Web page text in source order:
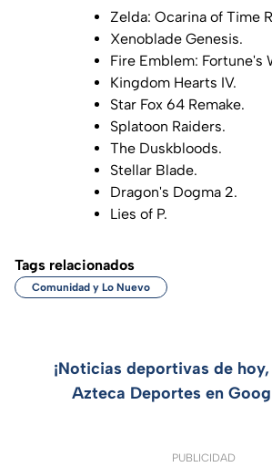
Zelda: Ocarina of Time
Xenoblade Genesis.
Fire Emblem: Fortune's
Kingdom Hearts IV.
Star Fox 64 Remake.
Splatoon Raiders.
The Duskbloods.
Stellar Blade.
Dragon's Dogma 2.
Lies of P.
Tags relacionados
Comunidad y Lo Nuevo
¡Noticias deportivas de
Azteca Deportes en
PUBLICIDAD